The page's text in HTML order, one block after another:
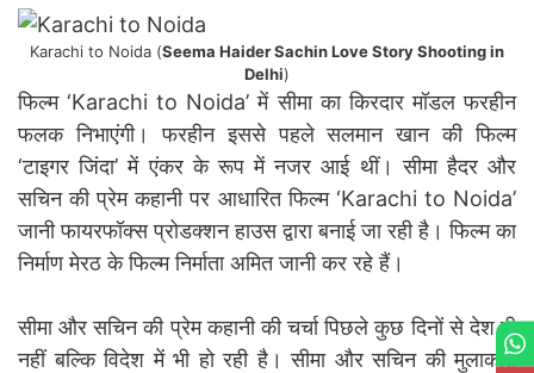
Karachi to Noida (Seema Haider Sachin Love Story Shooting in
Delhi)
फिल्म ‘Karachi to Noida’ में सीमा का किरदार मॉडल फरहीन
फलक निभाएंगी। फरहीन इससे पहले सलमान खान की फिल्म
‘टाइगर जिंदा’ में एंकर के रूप में नजर आई थीं। सीमा हैदर और
सचिन की प्रेम कहानी पर आधारित फिल्म ‘Karachi to Noida’
जानी फायरफॉक्स प्रोडक्शन हाउस द्वारा बनाई जा रही है। फिल्म का
निर्माण मेरठ के फिल्म निर्माता अमित जानी कर रहे हैं।
सीमा और सचिन की प्रेम कहानी की चर्चा पिछले कुछ दिनों से देश ही
नहीं बल्कि विदेश में भी हो रही है। सीमा और सचिन की मुलाकात